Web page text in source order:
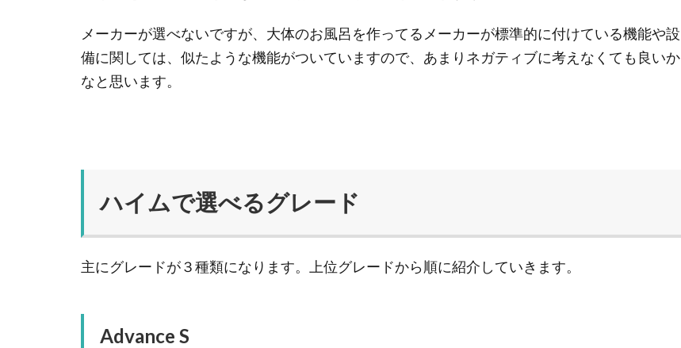
メーカーが選べないですが、大体のお風呂を作ってるメーカーが標準的に付けている機能や設
備に関しては、似たような機能がついていますので、あまりネガティブに考えなくても良いか
なと思います。
ハイムで選べるグレード
主にグレードが３種類になります。上位グレードから順に紹介していきます。
Advance S